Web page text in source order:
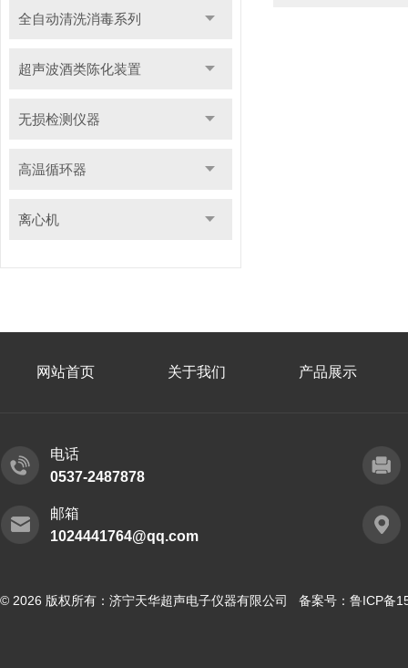
全自动清洗消毒系列
超声波酒类陈化装置
无损检测仪器
高温循环器
离心机
网站首页 关于我们 产品展示
电话
0537-2487878
邮箱
1024441764@qq.com
© 2026 版权所有：济宁天华超声电子仪器有限公司 备案号： 鲁ICP备